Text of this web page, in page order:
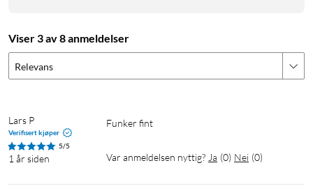
Viser 3 av 8 anmeldelser
Relevans
Lars P
Verifisert kjøper
5/5
1 år siden
Funker fint
Var anmeldelsen nyttig? Ja (0) Nei (0)